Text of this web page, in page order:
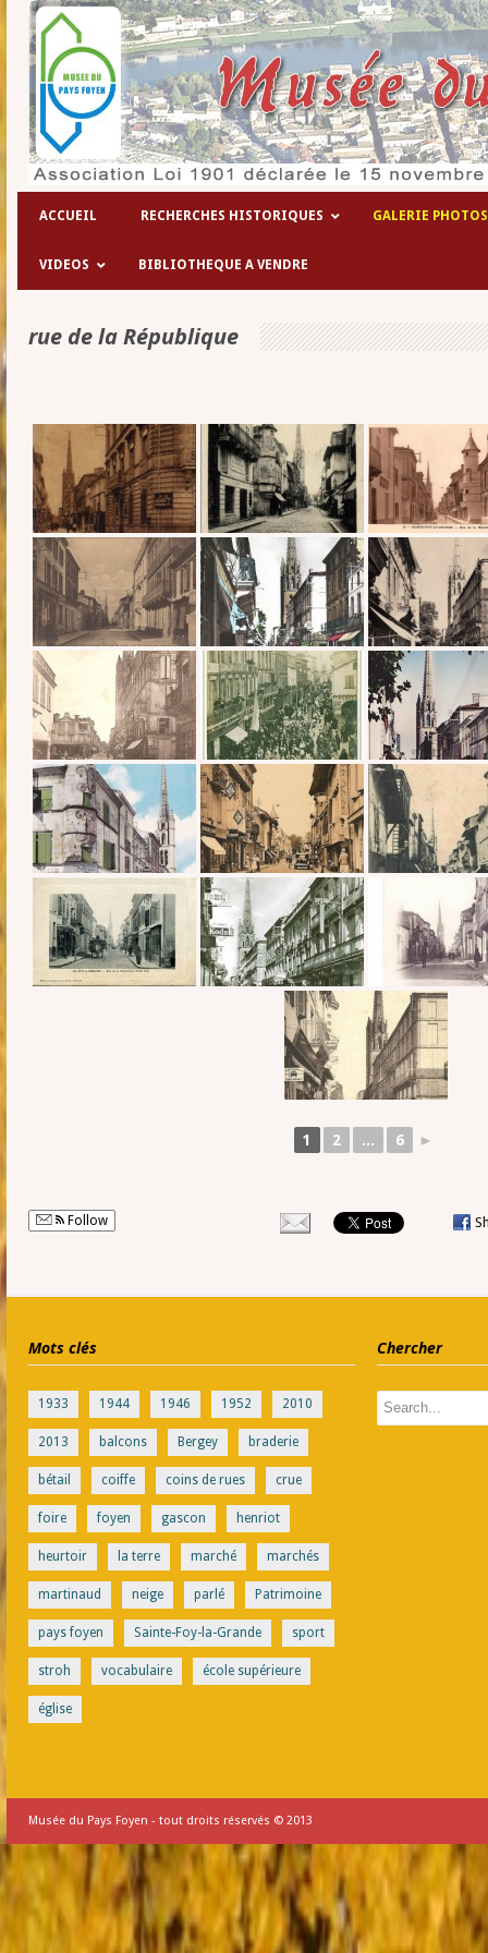
ACCUEIL RECHERCHES HISTORIQUES GALERIE PHOTOS
VIDEOS BIBLIOTHEQUE A VENDRE
rue de la République
1 2 ... 6 ►
Follow
Mots clés
1933 1944 1946 1952 2010
2013 balcons Bergey braderie
bétail coiffe coins de rues crue
foire foyen gascon henriot
heurtoir la terre marché marchés
martinaud neige parlé Patrimoine
pays foyen Sainte-Foy-la-Grande sport
stroh vocabulaire école supérieure
église
Chercher
Musée du Pays Foyen - tout droits réservés © 2013